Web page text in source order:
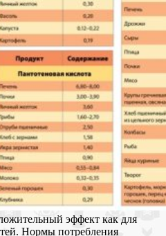
эффект как для
Нормы потребления